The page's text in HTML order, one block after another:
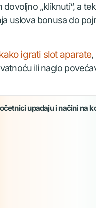
„kliknuti“, a
uslova bonusa do
kako igrati slot aparate,
ili naglo
upadaju i načini na